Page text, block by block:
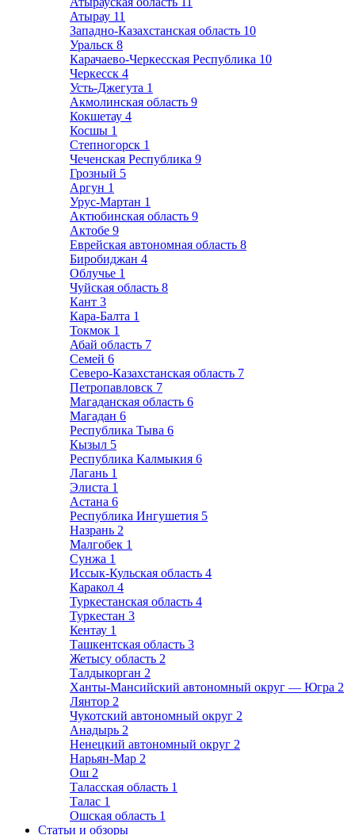
Атырау 11
Западно-Казахстанская область 10
Уральск 8
Карачаево-Черкесская Республика 10
Черкесск 4
Усть-Джегута 1
Акмолинская область 9
Кокшетау 4
Косшы 1
Степногорск 1
Чеченская Республика 9
Грозный 5
Аргун 1
Урус-Мартан 1
Актюбинская область 9
Актобе 9
Еврейская автономная область 8
Биробиджан 4
Облучье 1
Чуйская область 8
Кант 3
Кара-Балта 1
Токмок 1
Абай область 7
Семей 6
Северо-Казахстанская область 7
Петропавловск 7
Магаданская область 6
Магадан 6
Республика Тыва 6
Кызыл 5
Республика Калмыкия 6
Лагань 1
Элиста 1
Астана 6
Республика Ингушетия 5
Назрань 2
Малгобек 1
Сунжа 1
Иссык-Кульская область 4
Каракол 4
Туркестанская область 4
Туркестан 3
Кентау 1
Ташкентская область 3
Жетысу область 2
Талдыкорган 2
Ханты-Мансийский автономный округ — Югра 2
Лянтор 2
Чукотский автономный округ 2
Анадырь 2
Ненецкий автономный округ 2
Нарьян-Мар 2
Ош 2
Таласская область 1
Талас 1
Ошская область 1
Статьи и обзоры